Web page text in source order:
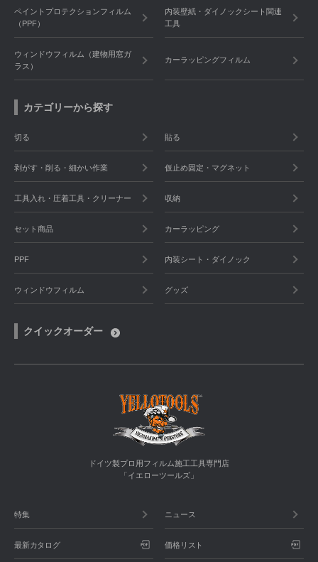
ペイントプロテクションフィルム
（PPF）
内装壁紙・ダイノックシート関連
工具
ウィンドウフィルム（建物用窓ガ
ラス）
カーラッピングフィルム
カテゴリーから探す
切る 貼る
剥がす・削る・細かい作業 仮止め固定・マグネット
工具入れ・圧着工具・クリーナー 収納
セット商品 カーラッピング
PPF 内装シート・ダイノック
ウィンドウフィルム グッズ
クイックオーダー
ドイツ製プロ用フィルム施工工具専門店
「イエローツールズ」
特集 ニュース
最新カタログ 価格リスト